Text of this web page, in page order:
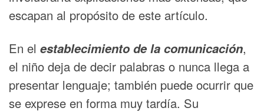
escapan al propósito de este artículo.
En el establecimiento de la comunicación,
el niño deja de decir palabras o nunca llega a
presentar lenguaje; también puede ocurrir que
se exprese en forma muy tardía. Su